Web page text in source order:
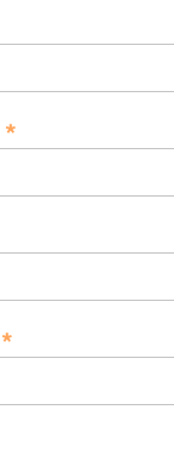
*
*Inschrijven